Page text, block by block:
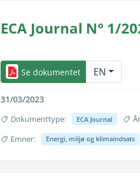
ECA Journal N° 1/
Se dokumentet
EN
31/03/2023
Dokumenttype: ECA Journal
Emner:
Skjul/vis helt kun for seende
Energi, miljø og klimaindsats